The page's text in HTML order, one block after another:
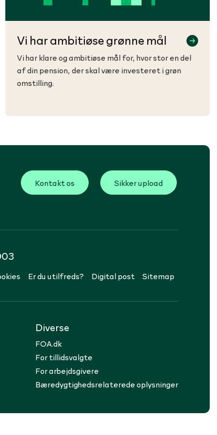
Vi har ambitiøse grønne mål
Vi har klare og ambitiøse mål for, hvor stor en del
af din pension, der skal være investeret i grøn
omstilling.
Kontakt os Sikker upload
Er du utilfreds? Digital post Sitemap
Diverse
FOA.dk
For tillidsvalgte
For arbejdsgivere
Bæredygtighedsrelaterede oplysninger